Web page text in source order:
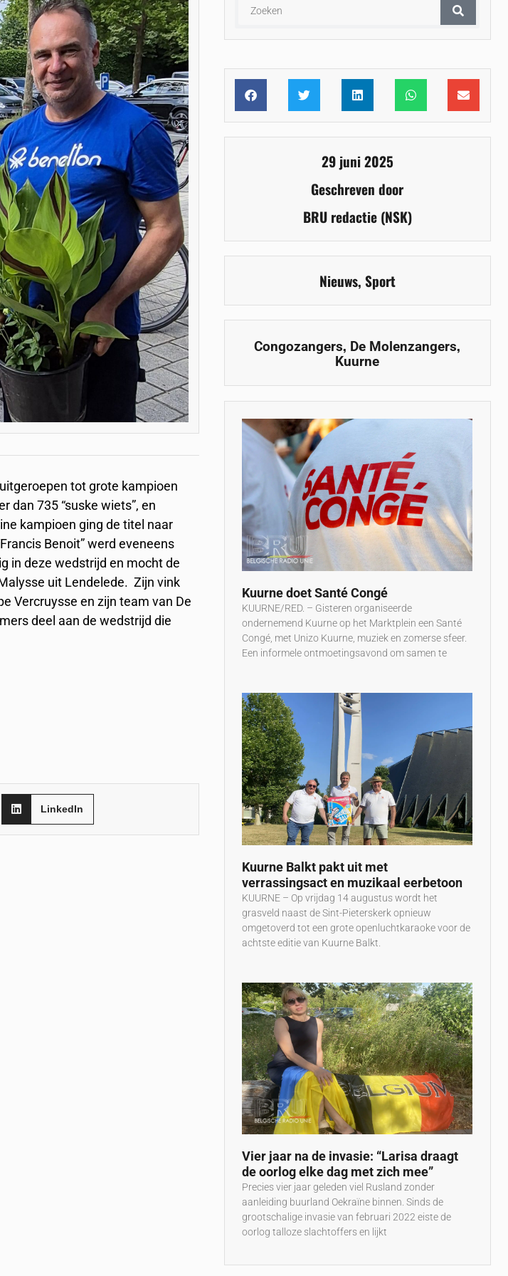
tot grote kampioen
dan 735 “suske wiets”, en
kampioen ging de titel naar
Benoit” werd eveneens
in deze wedstrijd en mocht de
uit Lendelede. Zijn vink
Vercruysse en zijn team van De
deel aan de wedstrijd die
LinkedIn
29 juni 2025
Geschreven door
BRU redactie (NSK)
Nieuws, Sport
Congozangers, De Molenzangers,
Kuurne
Kuurne doet Santé Congé
KUURNE/RED. – Gisteren organiseerde
ondernemend Kuurne op het Marktplein een Santé
Congé, met Unizo Kuurne, muziek en zomerse sfeer.
Een informele ontmoetingsavond om samen te
Kuurne Balkt pakt uit met
verrassingsact en muzikaal eerbetoon
KUURNE – Op vrijdag 14 augustus wordt het
grasveld naast de Sint-Pieterskerk opnieuw
omgetoverd tot een grote openluchtkaraoke voor de
achtste editie van Kuurne Balkt.
Vier jaar na de invasie: “Larisa draagt
de oorlog elke dag met zich mee”
Precies vier jaar geleden viel Rusland zonder
aanleiding buurland Oekraïne binnen. Sinds de
grootschalige invasie van februari 2022 eiste de
oorlog talloze slachtoffers en lijkt